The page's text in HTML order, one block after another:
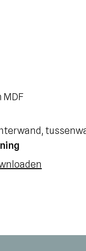
MDF